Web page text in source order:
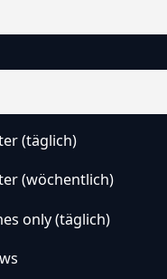
(täglich)
(wöchentlich)
only (täglich)